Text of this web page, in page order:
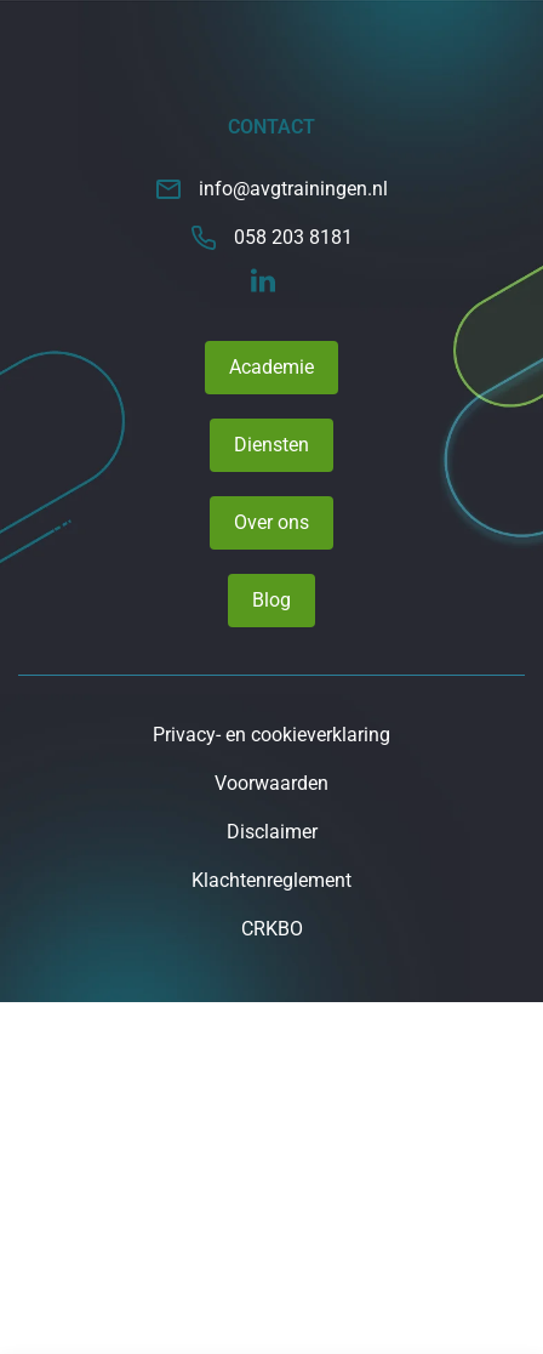
CONTACT
058 203 8181
info@avgtrainingen.nl
Academie
Diensten
Over ons
Blog
Privacy- en cookieverklaring
Voorwaarden
Disclaimer
Klachtenreglement
CRKBO